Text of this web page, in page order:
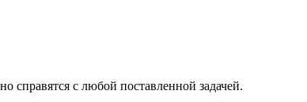
справятся с любой поставленной задачей.